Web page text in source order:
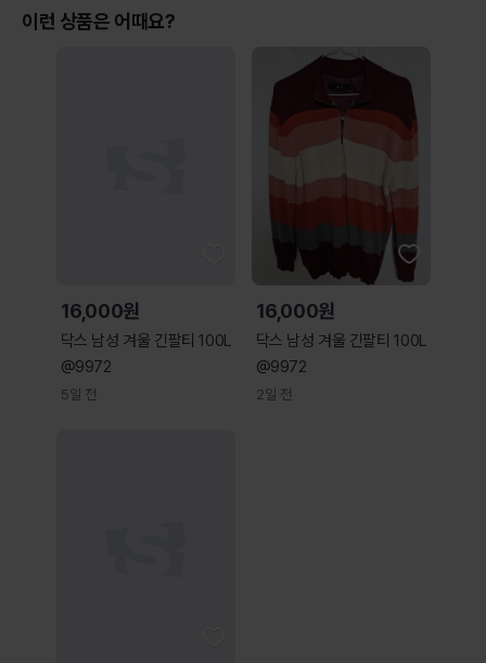
이런 상품은 어때요?
16,000원
닥스 남성 겨울 긴팔티 100L
@9972
5일 전
16,000원
닥스 남성 겨울 긴팔티 100L
@9972
2일 전